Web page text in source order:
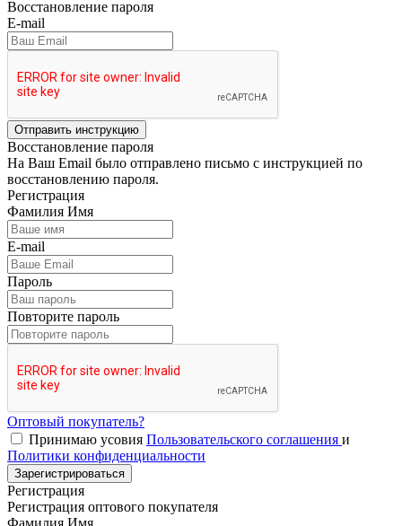
Восстановление пароля
E-mail
Отправить инструкцию
Восстановление пароля
На Ваш Email было отправлено письмо с инструкцией по
восстановлению пароля.
Регистрация
Фамилия Имя
E-mail
Пароль
Повторите пароль
Оптовый покупатель?
Принимаю усовия Пользовательского соглашения и
Политики конфиденциальности
Зарегистрироваться
Регистрация
Регистрация оптового покупателя
Фамилия Имя